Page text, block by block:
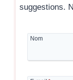
suggestions.
Nom